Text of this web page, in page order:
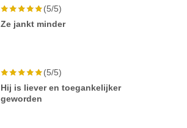
(5/5)
Ze jankt minder
(5/5)
Hij is liever en toegankelijker
geworden